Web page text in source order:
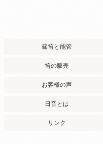
篠笛と能管
笛の販売
お客様の声
日音とは
リンク